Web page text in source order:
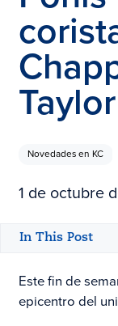
Novedades en KC
1 de octubre
In This Post
Este fin de
epicentro del